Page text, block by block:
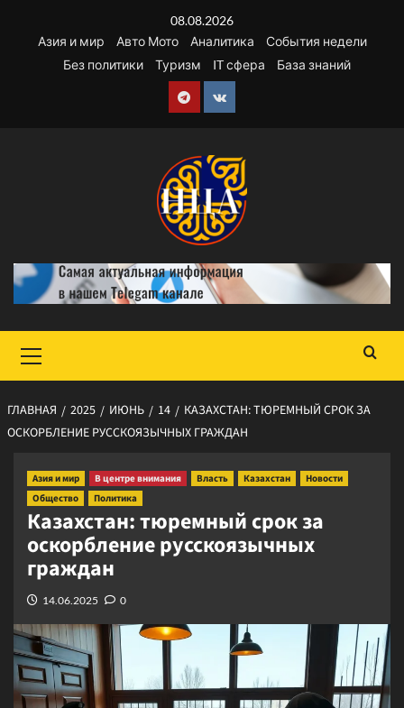
содержимому
08.08.2026
Азия и мир
Авто Мото Аналитика
События недели
Без политики
Туризм IT сфера База знаний
Telegram
VK
меню
ГЛАВНАЯ 2025 ИЮНЬ 14
КАЗАХСТАН: ТЮРЕМНЫЙ СРОК ЗА
ОСКОРБЛЕНИЕ РУССКОЯЗЫЧНЫХ ГРАЖДАН
Азия и мир В центре внимания Власть Казахстан
Новости
Общество
Политика
Казахстан: тюремный срок за
оскорбление русскоязычных
граждан
14.06.2025 0